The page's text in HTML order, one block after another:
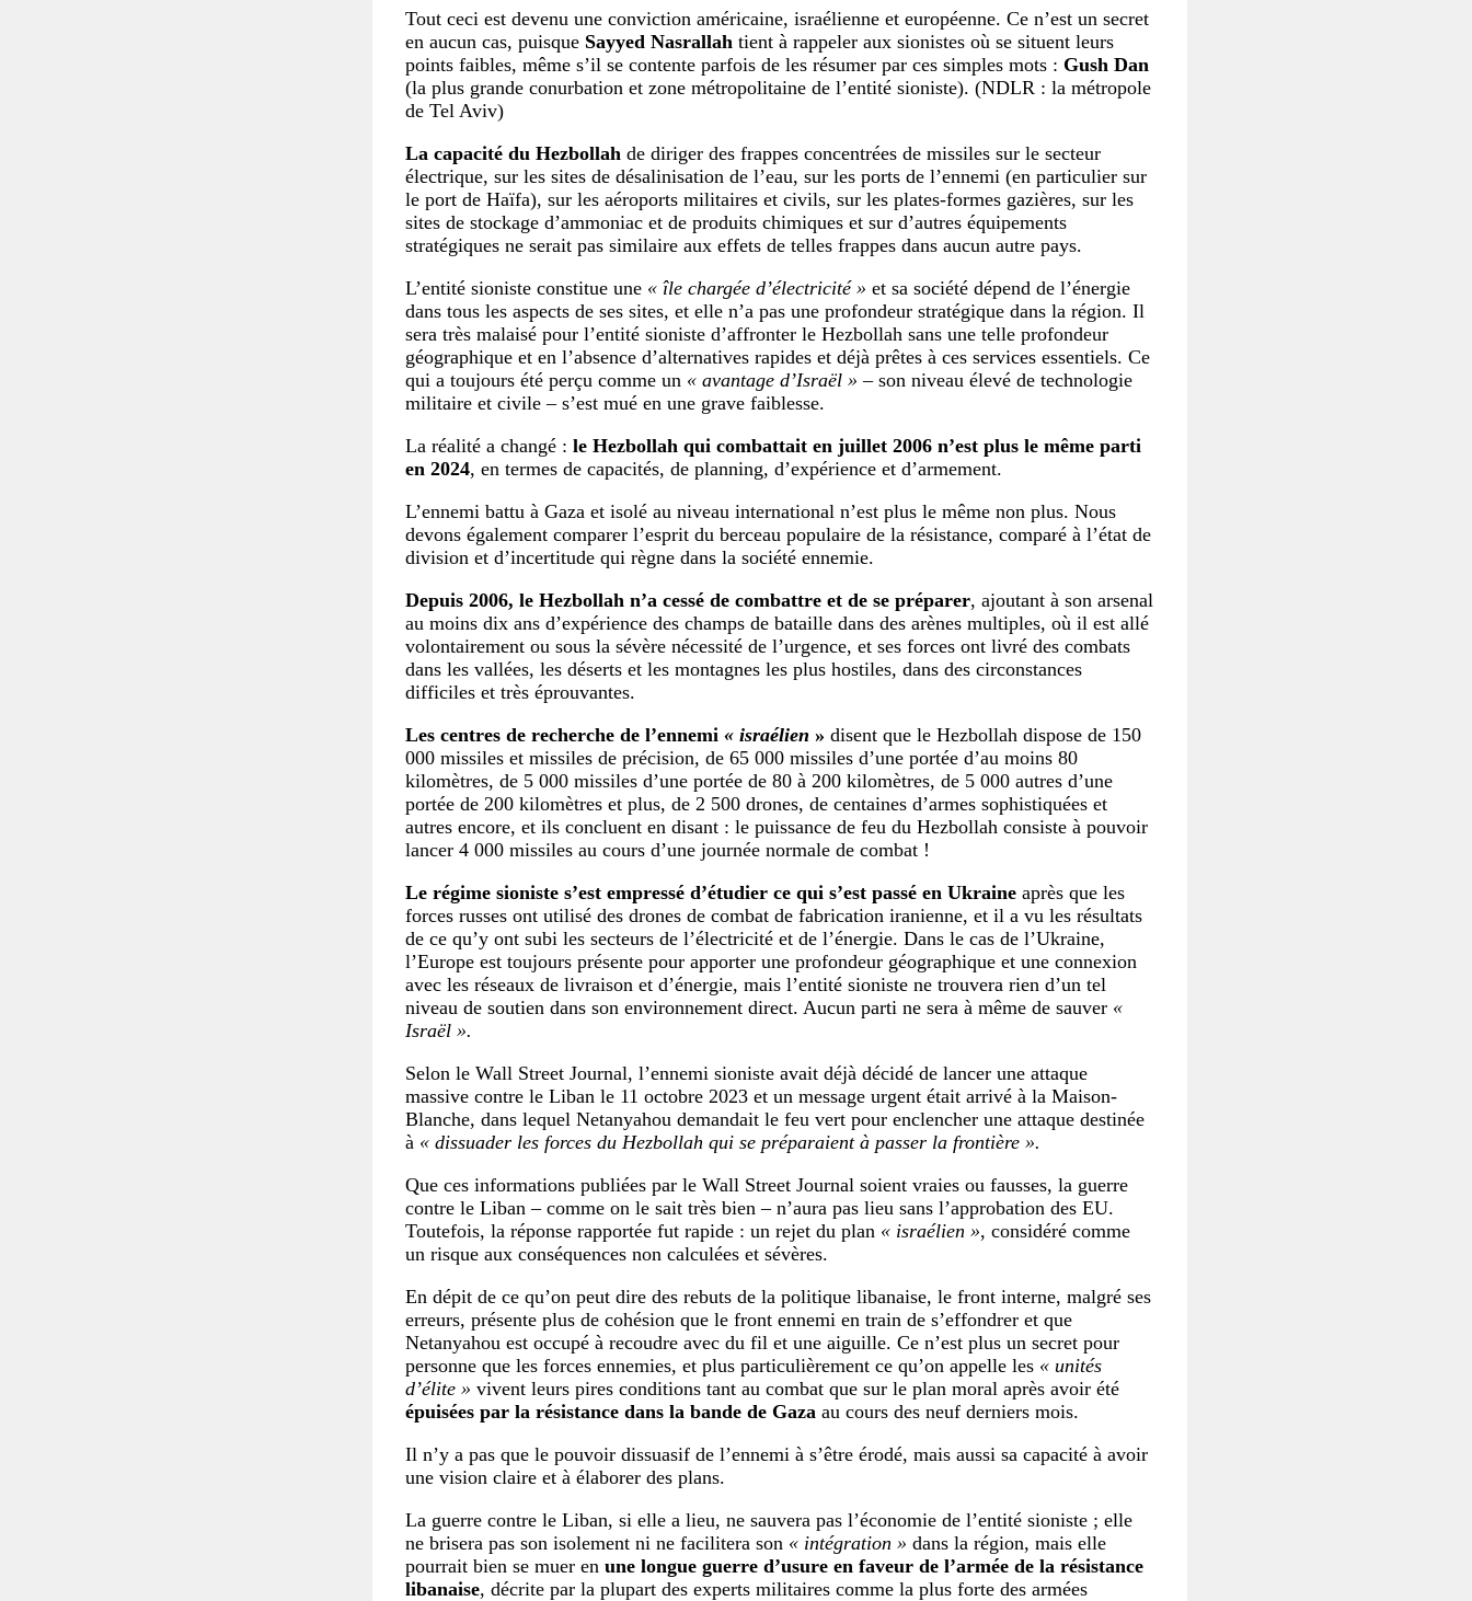
Tout ceci est devenu une conviction américaine, israélienne et européenne. Ce n’est un secret
en aucun cas, puisque Sayyed Nasrallah tient à rappeler aux sionistes où se situent leurs
points faibles, même s’il se contente parfois de les résumer par ces simples mots : Gush Dan
(la plus grande conurbation et zone métropolitaine de l’entité sioniste). (NDLR : la métropole
de Tel Aviv)
La capacité du Hezbollah de diriger des frappes concentrées de missiles sur le secteur
électrique, sur les sites de désalinisation de l’eau, sur les ports de l’ennemi (en particulier sur
le port de Haïfa), sur les aéroports militaires et civils, sur les plates-formes gazières, sur les
sites de stockage d’ammoniac et de produits chimiques et sur d’autres équipements
stratégiques ne serait pas similaire aux effets de telles frappes dans aucun autre pays.
L’entité sioniste constitue une « île chargée d’électricité » et sa société dépend de l’énergie
dans tous les aspects de ses sites, et elle n’a pas une profondeur stratégique dans la région. Il
sera très malaisé pour l’entité sioniste d’affronter le Hezbollah sans une telle profondeur
géographique et en l’absence d’alternatives rapides et déjà prêtes à ces services essentiels. Ce
qui a toujours été perçu comme un « avantage d’Israël » – son niveau élevé de technologie
militaire et civile – s’est mué en une grave faiblesse.
La réalité a changé : le Hezbollah qui combattait en juillet 2006 n’est plus le même parti
en 2024, en termes de capacités, de planning, d’expérience et d’armement.
L’ennemi battu à Gaza et isolé au niveau international n’est plus le même non plus. Nous
devons également comparer l’esprit du berceau populaire de la résistance, comparé à l’état de
division et d’incertitude qui règne dans la société ennemie.
Depuis 2006, le Hezbollah n’a cessé de combattre et de se préparer, ajoutant à son arsenal
au moins dix ans d’expérience des champs de bataille dans des arènes multiples, où il est allé
volontairement ou sous la sévère nécessité de l’urgence, et ses forces ont livré des combats
dans les vallées, les déserts et les montagnes les plus hostiles, dans des circonstances
difficiles et très éprouvantes.
Les centres de recherche de l’ennemi « israélien » disent que le Hezbollah dispose de 150
000 missiles et missiles de précision, de 65 000 missiles d’une portée d’au moins 80
kilomètres, de 5 000 missiles d’une portée de 80 à 200 kilomètres, de 5 000 autres d’une
portée de 200 kilomètres et plus, de 2 500 drones, de centaines d’armes sophistiquées et
autres encore, et ils concluent en disant : le puissance de feu du Hezbollah consiste à pouvoir
lancer 4 000 missiles au cours d’une journée normale de combat !
Le régime sioniste s’est empressé d’étudier ce qui s’est passé en Ukraine après que les
forces russes ont utilisé des drones de combat de fabrication iranienne, et il a vu les résultats
de ce qu’y ont subi les secteurs de l’électricité et de l’énergie. Dans le cas de l’Ukraine,
l’Europe est toujours présente pour apporter une profondeur géographique et une connexion
avec les réseaux de livraison et d’énergie, mais l’entité sioniste ne trouvera rien d’un tel
niveau de soutien dans son environnement direct. Aucun parti ne sera à même de sauver «
Israël ».
Selon le Wall Street Journal, l’ennemi sioniste avait déjà décidé de lancer une attaque
massive contre le Liban le 11 octobre 2023 et un message urgent était arrivé à la Maison-
Blanche, dans lequel Netanyahou demandait le feu vert pour enclencher une attaque destinée
à « dissuader les forces du Hezbollah qui se préparaient à passer la frontière ».
Que ces informations publiées par le Wall Street Journal soient vraies ou fausses, la guerre
contre le Liban – comme on le sait très bien – n’aura pas lieu sans l’approbation des EU.
Toutefois, la réponse rapportée fut rapide : un rejet du plan « israélien », considéré comme
un risque aux conséquences non calculées et sévères.
En dépit de ce qu’on peut dire des rebuts de la politique libanaise, le front interne, malgré ses
erreurs, présente plus de cohésion que le front ennemi en train de s’effondrer et que
Netanyahou est occupé à recoudre avec du fil et une aiguille. Ce n’est plus un secret pour
personne que les forces ennemies, et plus particulièrement ce qu’on appelle les « unités
d’élite » vivent leurs pires conditions tant au combat que sur le plan moral après avoir été
épuisées par la résistance dans la bande de Gaza au cours des neuf derniers mois.
Il n’y a pas que le pouvoir dissuasif de l’ennemi à s’être érodé, mais aussi sa capacité à avoir
une vision claire et à élaborer des plans.
La guerre contre le Liban, si elle a lieu, ne sauvera pas l’économie de l’entité sioniste ; elle
ne brisera pas son isolement ni ne facilitera son « intégration » dans la région, mais elle
pourrait bien se muer en une longue guerre d’usure en faveur de l’armée de la résistance
libanaise, décrite par la plupart des experts militaires comme la plus forte des armées